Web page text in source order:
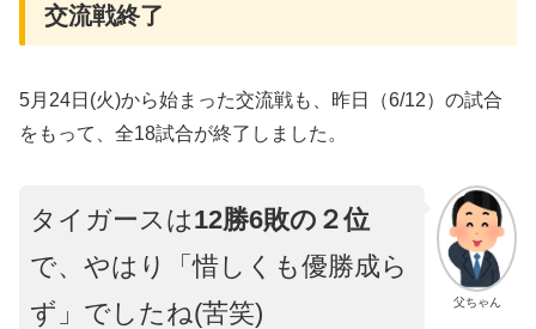
交流戦終了
5月24日(火)から始まった交流戦も、昨日（6/12）の試合
をもって、全18試合が終了しました。
父ちゃん
タイガースは12勝6敗の２位
で、やはり「惜しくも優勝成ら
ず」でしたね(苦笑)